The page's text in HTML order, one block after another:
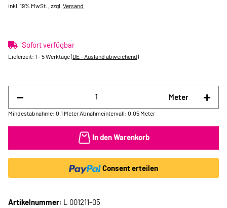
inkl. 19% MwSt. , zzgl. Versand
Sofort verfügbar
Lieferzeit: 1 - 5 Werktage(DE - Ausland abweichend)
Meter
Mindestabnahme: 0.1 Meter Abnahmeintervall: 0.05 Meter
In den Warenkorb
Consent erteilen
Artikelnummer: L 001211-05